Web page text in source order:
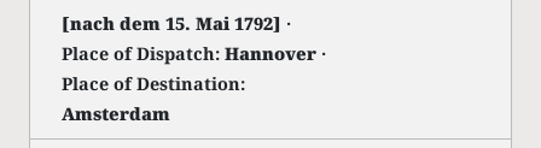
[nach dem 15. Mai 1792] ·
Place of Dispatch: Hannover ·
Place of Destination:
Amsterdam